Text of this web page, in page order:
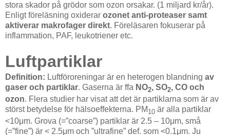
stora skador på grödor som ozon orsakar. (1 miljard kr/år).
Enligt föreläsning oxiderar ozonet anti-proteaser samt
aktiverar makrofager direkt. Föreläsaren fokuserar på
inflammation, PAF, leukotriener etc.
Luftpartiklar
Definition: Luftföroreningar är en heterogen blandning av
gaser och partiklar. Gaserna är ffa NO2, SO2, CO och
ozon. Flera studier har visat att det är partiklarna som är av
störst betydelse för hälsoeffekterna. PM 10 är alla partiklar
<10μm. Grova (=”coarse”) partiklar är 2.5 – 10μm, små
(=”fine”) är < 2.5μm och ”ultrafine” def. som <0.1μm. Ju